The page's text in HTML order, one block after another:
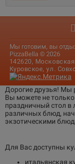
Мы готовим, вы
PizzaBella © 2026
142620,
Куровское, ул.
Дорогие друзья! Мы
Вы можете не
праздничный стол в
различных блюд,
экзотическими
Для Вас доступны
итальянская